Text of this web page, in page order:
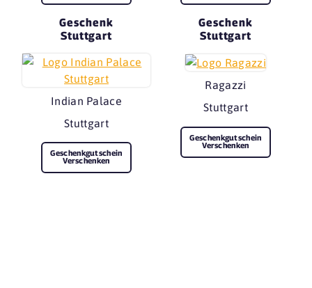
Geschenk
Stuttgart
Indian Palace
Stuttgart
Geschenkgutschein
Verschenken
Geschenk
Stuttgart
Ragazzi
Stuttgart
Geschenkgutschein
Verschenken